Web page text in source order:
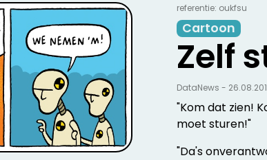
referentie: oukfsu
Cartoon
Zelf
"Kom dat zien!
moet sturen!"
"Da's
DataNews -